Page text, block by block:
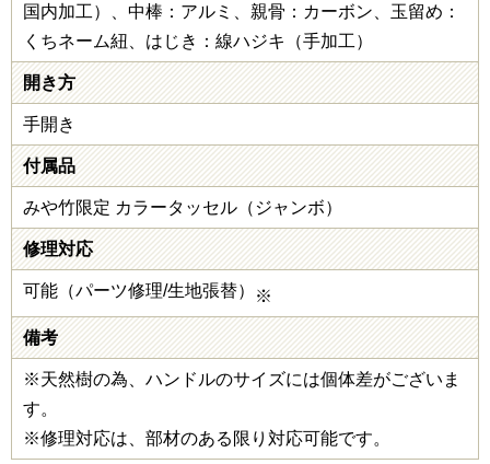
国内加工）、中棒：アルミ、親骨：カーボン、玉留め：
くちネーム紐、はじき：線ハジキ（手加工）
開き方
手開き
付属品
みや竹限定 カラータッセル（ジャンボ）
修理対応
可能（パーツ修理/生地張替） ※
備考
※天然樹の為、ハンドルのサイズには個体差がございま
す。
※修理対応は、部材のある限り対応可能です。